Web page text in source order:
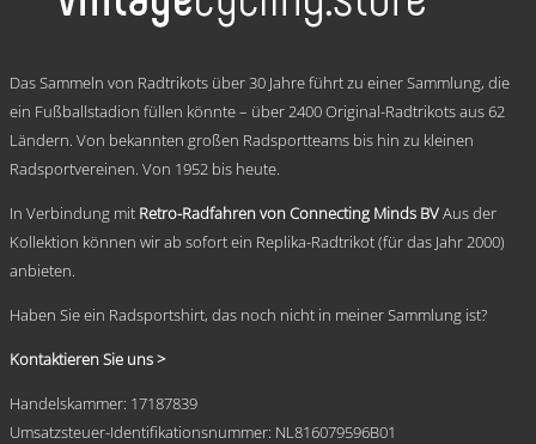
können
auf
der
Produktseite
Das Sammeln von Radtrikots über 30 Jahre führt zu einer Sammlung, die
ein Fußballstadion füllen könnte – über 2400 Original-Radtrikots aus 62
Ländern. Von bekannten großen Radsportteams bis hin zu kleinen
Radsportvereinen. Von 1952 bis heute.
In Verbindung mit Retro-Radfahren von Connecting Minds BVAus der
Kollektion können wir ab sofort ein Replika-Radtrikot (für das Jahr 2000)
anbieten.
Haben Sie ein Radsportshirt, das noch nicht in meiner Sammlung ist?
Kontaktieren Sie uns >
Handelskammer: 17187839
Umsatzsteuer-Identifikationsnummer: NL816079596B01